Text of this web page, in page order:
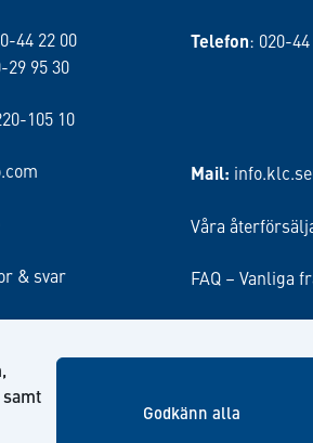
Godkänn alla
44 22 00
95 30
105 10
& svar
Telefon: 020-
Mail:
Våra
FAQ – Vanliga